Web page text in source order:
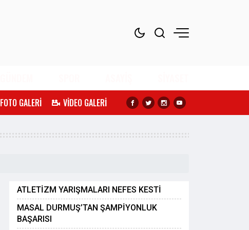
FOTO GALERİ VİDEO GALERİ
ATLETİZM YARIŞMALARI NEFES KESTİ
MASAL DURMUŞ’TAN ŞAMPİYONLUK
BAŞARISI